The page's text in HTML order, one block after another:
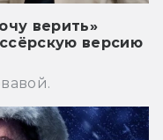
верить»
версию